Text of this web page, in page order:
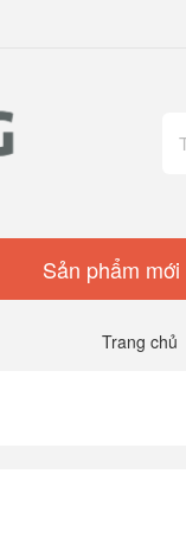
Sản phẩm mới
Trang chủ